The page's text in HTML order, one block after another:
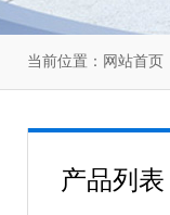
当前位置： 网站首页
产品列表